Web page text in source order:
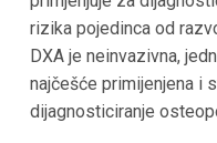
rizika pojedinca od
DXA je neinvazivna,
najčešće primijenjena i
dijagnosticiranje